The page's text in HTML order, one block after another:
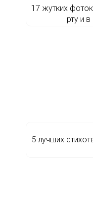
17 жутких
рту и
5 лучших